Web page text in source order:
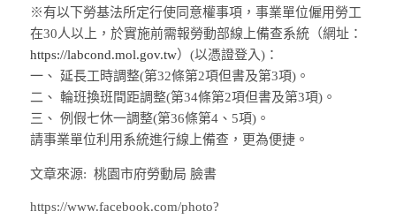
※有以下勞基法所定行使同意權事項，事業單位僱用勞工
在30人以上，於實施前需報勞動部線上備查系統（網址：
https://labcond.mol.gov.tw）(以憑證登入)：
一、 延長工時調整(第32條第2項但書及第3項)。
二、 輪班換班間距調整(第34條第2項但書及第3項)。
三、 例假七休一調整(第36條第4、5項)。
請事業單位利用系統進行線上備查，更為便捷。
文章來源: 桃園市府勞動局 臉書
https://www.facebook.com/photo?